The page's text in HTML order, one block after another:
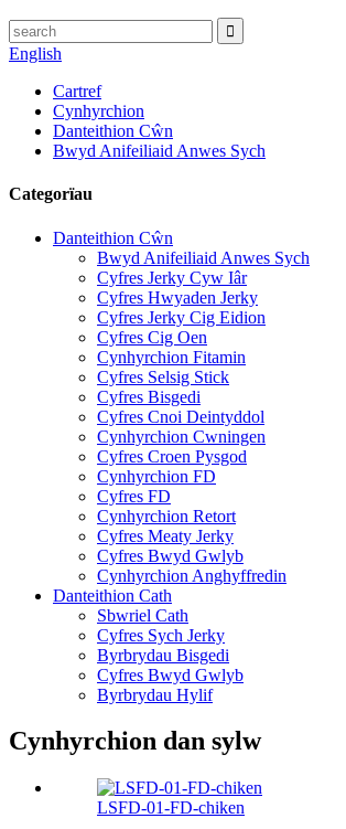
English
Cartref
Cynhyrchion
Danteithion Cŵn
Bwyd Anifeiliaid Anwes Sych
Categorïau
Danteithion Cŵn
Bwyd Anifeiliaid Anwes Sych
Cyfres Jerky Cyw Iâr
Cyfres Hwyaden Jerky
Cyfres Jerky Cig Eidion
Cyfres Cig Oen
Cynhyrchion Fitamin
Cyfres Selsig Stick
Cyfres Bisgedi
Cyfres Cnoi Deintyddol
Cynhyrchion Cwningen
Cyfres Croen Pysgod
Cynhyrchion FD
Cyfres FD
Cynhyrchion Retort
Cyfres Meaty Jerky
Cyfres Bwyd Gwlyb
Cynhyrchion Anghyffredin
Danteithion Cath
Sbwriel Cath
Cyfres Sych Jerky
Byrbrydau Bisgedi
Cyfres Bwyd Gwlyb
Byrbrydau Hylif
Cynhyrchion dan sylw
LSFD-01-FD-chiken